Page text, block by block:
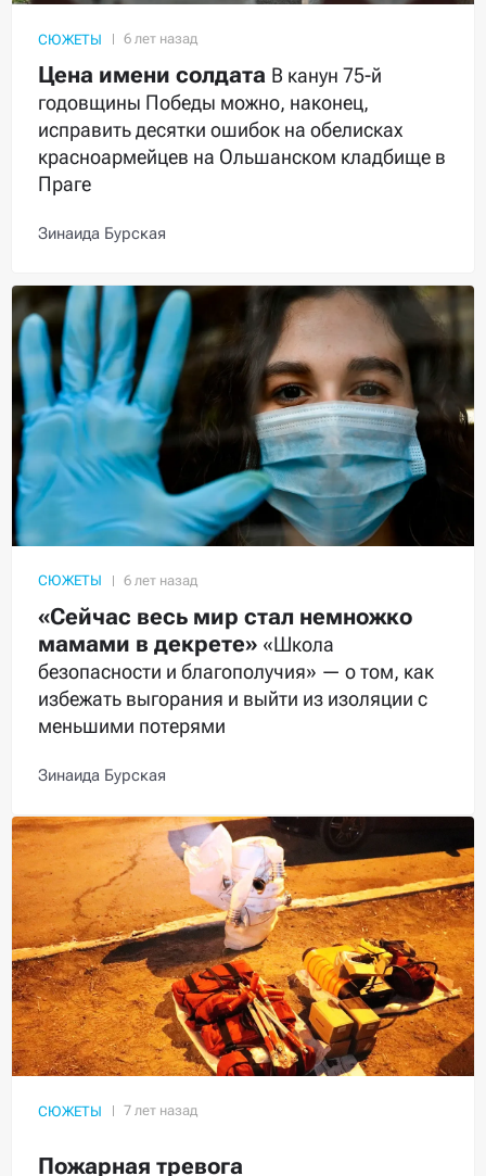
СЮЖЕТЫ
Цена имени солдата В канун 75-й
годовщины Победы можно, наконец,
исправить десятки ошибок на обелисках
красноармейцев на Ольшанском кладбище в
Праге
Зинаида Бурская
СЮЖЕТЫ
«Сейчас весь мир стал немножко
мамами в декрете» «Школа
безопасности и благополучия» — о том, как
избежать выгорания и выйти из изоляции с
меньшими потерями
Зинаида Бурская
СЮЖЕТЫ
Пожарная тревога